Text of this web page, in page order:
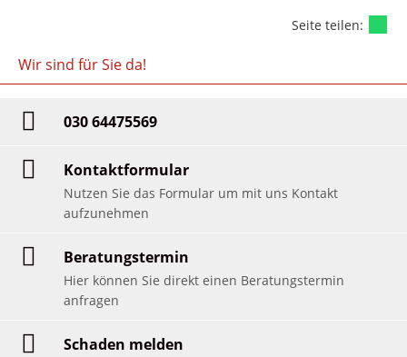
Seite teilen:
Wir sind für Sie da!
030 64475569
Kontaktformular
Nutzen Sie das Formular um mit uns Kontakt
aufzunehmen
Beratungstermin
Hier können Sie direkt einen Beratungstermin
anfragen
Schaden melden